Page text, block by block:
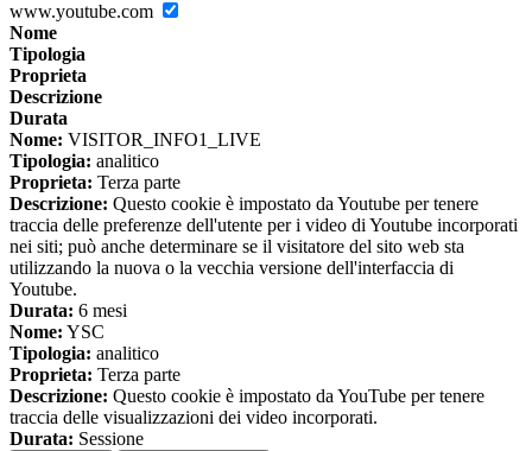
www.youtube.com
Nome
Tipologia
Proprieta
Descrizione
Durata
Nome: VISITOR_INFO1_LIVE
Tipologia: analitico
Proprieta: Terza parte
Descrizione: Questo cookie è impostato da Youtube per tenere
traccia delle preferenze dell'utente per i video di Youtube incorporati
nei siti; può anche determinare se il visitatore del sito web sta
utilizzando la nuova o la vecchia versione dell'interfaccia di
Youtube.
Durata: 6 mesi
Nome: YSC
Tipologia: analitico
Proprieta: Terza parte
Descrizione: Questo cookie è impostato da YouTube per tenere
traccia delle visualizzazioni dei video incorporati.
Durata: Sessione